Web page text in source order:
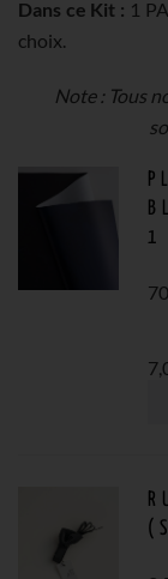
Dans ce Kit : 1
choix.
Note : Tous
1